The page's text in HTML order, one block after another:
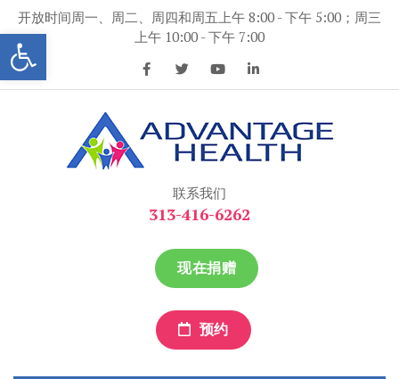
打开工具条
容
开放时间周一、周二、周四和周五上午 8:00 - 下午 5:00；周三
上午 10:00 - 下午 7:00
联系我们
313-416-6262
现在捐赠
预约